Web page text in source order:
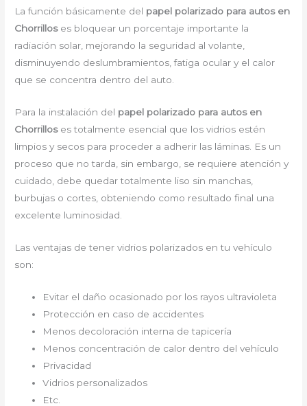
La función básicamente del papel polarizado para autos en
Chorrillos es bloquear un porcentaje importante la
radiación solar, mejorando la seguridad al volante,
disminuyendo deslumbramientos, fatiga ocular y el calor
que se concentra dentro del auto.
Para la instalación del papel polarizado para autos en
Chorrillos es totalmente esencial que los vidrios estén
limpios y secos para proceder a adherir las láminas. Es un
proceso que no tarda, sin embargo, se requiere atención y
cuidado, debe quedar totalmente liso sin manchas,
burbujas o cortes, obteniendo como resultado final una
excelente luminosidad.
Las ventajas de tener vidrios polarizados en tu vehículo
son:
Evitar el daño ocasionado por los rayos ultravioleta
Protección en caso de accidentes
Menos decoloración interna de tapicería
Menos concentración de calor dentro del vehículo
Privacidad
Vidrios personalizados
Etc.